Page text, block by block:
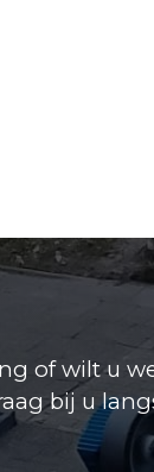
of wilt u
bij u